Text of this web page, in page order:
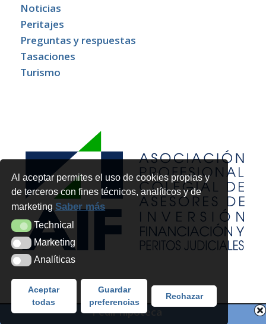
Al aceptar permites el uso de cookies propias y
de terceros con fines técnicos, analíticos y de
marketingSaber más
TechnicalTechnical
MarketingMarketing
AnalíticasAnalíticas
Aceptar
todas
Guardar
preferencias
Rechazar
Noticias
Peritajes
Preguntas y respuestas
Tasaciones
Turismo
Pedir hipoteca